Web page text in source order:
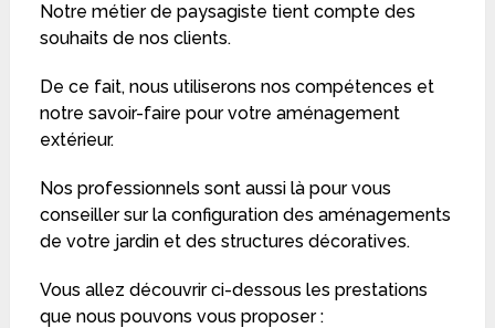
Notre métier de paysagiste tient compte des
souhaits de nos clients.
De ce fait, nous utiliserons nos compétences et
notre savoir-faire pour votre aménagement
extérieur.
Nos professionnels sont aussi là pour vous
conseiller sur la configuration des aménagements
de votre jardin et des structures décoratives.
Vous allez découvrir ci-dessous les prestations
que nous pouvons vous proposer :